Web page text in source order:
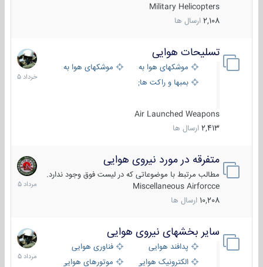
Military Helicopters
2,108 ارسال ها
تسلیحات هوایی
موشکهای هوا به هوا
موشکهای هوا به سطح
بمبها و راکت های هوایی
Air Launched Weapons
2,413 ارسال ها
30
خرداد
1405
متفرقه در مورد نیروی هوایی
مطالب مرتبط با موضوعاتی که در لیست فوق وجود ندارد.
Miscellaneous Airforcce
10,208 ارسال ها
7
مرداد
1405
سایر بخشهای نیروی هوایی
پدافند هوایی
فناوری هوایی
الکترونیک هوایی
موتورهای هوایی
2
مرداد
1405